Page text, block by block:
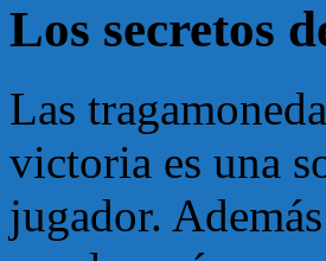
Los secretos
Las
victoria es una
jugador.